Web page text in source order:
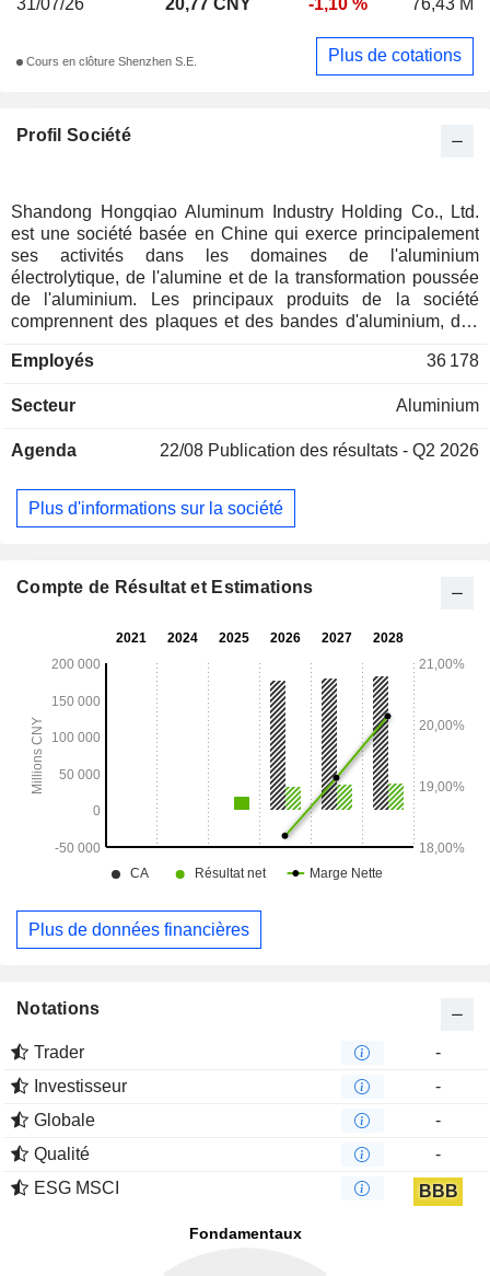
Profil Société
Shandong Hongqiao Aluminum Industry Holding Co., Ltd.
est une société basée en Chine qui exerce principalement
ses activités dans les domaines de l'aluminium
électrolytique, de l'alumine et de la transformation poussée
de l'aluminium. Les principaux produits de la société
comprennent des plaques et des bandes d'aluminium, des
d'aluminium pour emballages, des feuilles d'aluminium à
et d'autres produits, qui sont largement utilisés dans
architecturale et de nombreux autres domaines. La société
bobines laminées à chaud. La société exerce
principalement ses activités sur le marché intérieur.
Employés 36 178
Secteur Aluminium
Agenda 22/08 Publication des résultats - Q2 2026
Plus d'informations sur la société
Cours en clôture Shenzhen S.E. Plus de cotations
Compte de Résultat et Estimations
Plus de données financières
Notations
Trader
-
Investisseur
-
Globale
-
Qualité
-
ESG MSCI
BBB